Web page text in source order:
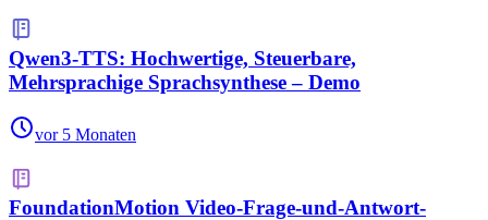
Qwen3-TTS: Hochwertige, Steuerbare,
Mehrsprachige Sprachsynthese – Demo
vor 5 Monaten
FoundationMotion Video-Frage-und-Antwort-